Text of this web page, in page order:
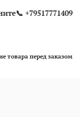
+79517771409
товара перед заказом